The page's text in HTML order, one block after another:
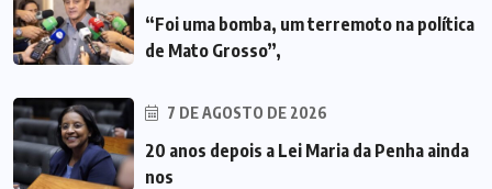
“Foi uma bomba, um terremoto na política
de Mato Grosso”,
7 DE AGOSTO DE 2026
20 anos depois a Lei Maria da Penha ainda
nos